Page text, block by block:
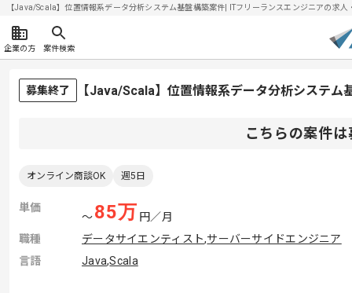
【Java/Scala】位置情報系データ分析システム基盤構築案件| ITフリーランスエンジニアの求
企業の方 案件検索
募集終了 【Java/Scala】位置情報系データ分析システ
こちらの案件
オンライン商談OK 週5日
単価
〜85万 円／月
職種
データサイエンティスト,サーバーサイドエンジニア
言語
Java,Scala